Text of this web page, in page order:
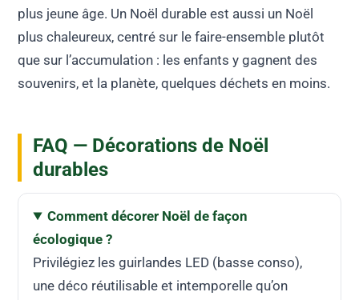
plus jeune âge. Un Noël durable est aussi un Noël
plus chaleureux, centré sur le faire-ensemble plutôt
que sur l’accumulation : les enfants y gagnent des
souvenirs, et la planète, quelques déchets en moins.
FAQ — Décorations de Noël
durables
Comment décorer Noël de façon
écologique ?
Privilégiez les guirlandes LED (basse conso),
une déco réutilisable et intemporelle qu’on